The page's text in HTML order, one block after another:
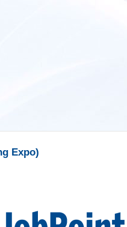
Expo)